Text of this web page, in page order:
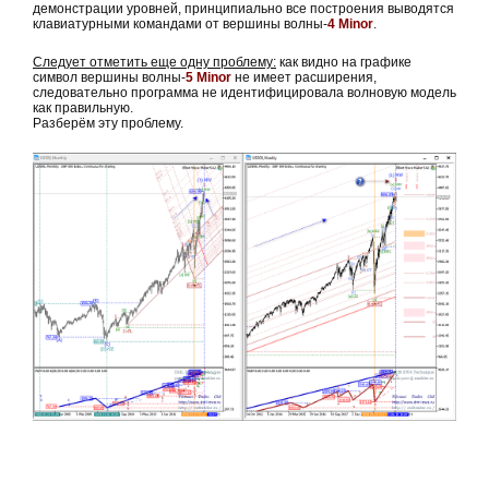
демонстрации уровней, принципиально все построения выводятся
клавиатурными командами от вершины волны-4 Minor.
Следует отметить еще одну проблему: как видно на графике
символ вершины волны-5 Minor не имеет расширения,
следовательно программа не идентифицировала волновую модель
как правильную.
Разберём эту проблему.